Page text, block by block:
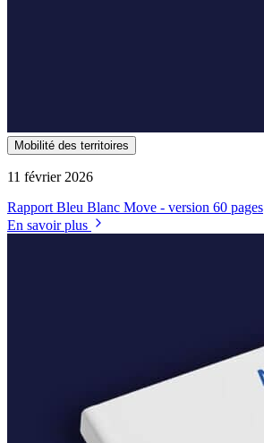
Mobilité des territoires
11 février 2026
Rapport Bleu Blanc Move - version 60 pages
En savoir plus